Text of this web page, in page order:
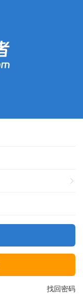
找回密码